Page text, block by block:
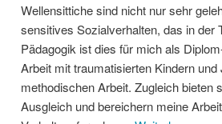
Wellensittiche sind nicht nur sehr
sensitives Sozialverhalten, das in der
Pädagogik ist dies für mich als
Arbeit mit traumatisierten Kindern
methodischen Arbeit. Zugleich bieten
Ausgleich und bereichern meine